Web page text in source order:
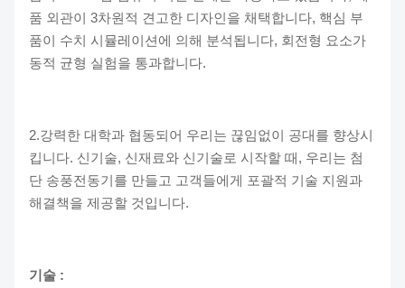
품 외관이 3차원적 견고한 디자인을 채택합니다, 핵심 부
품이 수치 시뮬레이션에 의해 분석됩니다, 회전형 요소가
동적 균형 실험을 통과합니다.
2.강력한 대학과 협동되어 우리는 끊임없이 공대를 향상시
킵니다. 신기술, 신재료와 신기술로 시작할 때, 우리는 첨
단 송풍전동기를 만들고 고객들에게 포괄적 기술 지원과
해결책을 제공할 것입니다.
기술 :